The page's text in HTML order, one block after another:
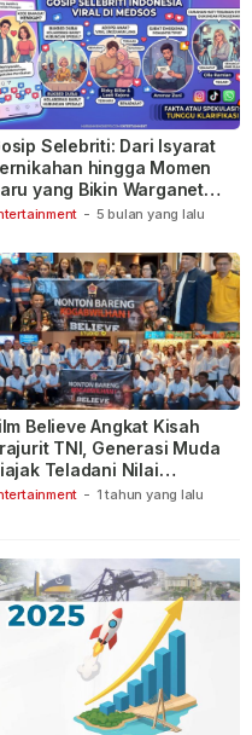
- 5 bulan yang lalu
Selebriti: Dari Isyarat
hingga Momen
yang Bikin Warganet
- 1 tahun yang lalu
Believe Angkat Kisah
TNI, Generasi Muda
Teladani Nilai